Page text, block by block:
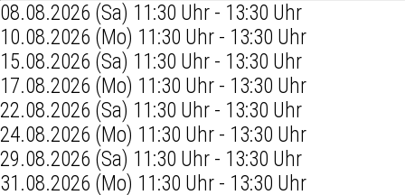
08.08.2026 (Sa) 11:30 Uhr - 13:30 Uhr
10.08.2026 (Mo) 11:30 Uhr - 13:30 Uhr
15.08.2026 (Sa) 11:30 Uhr - 13:30 Uhr
17.08.2026 (Mo) 11:30 Uhr - 13:30 Uhr
22.08.2026 (Sa) 11:30 Uhr - 13:30 Uhr
24.08.2026 (Mo) 11:30 Uhr - 13:30 Uhr
29.08.2026 (Sa) 11:30 Uhr - 13:30 Uhr
31.08.2026 (Mo) 11:30 Uhr - 13:30 Uhr